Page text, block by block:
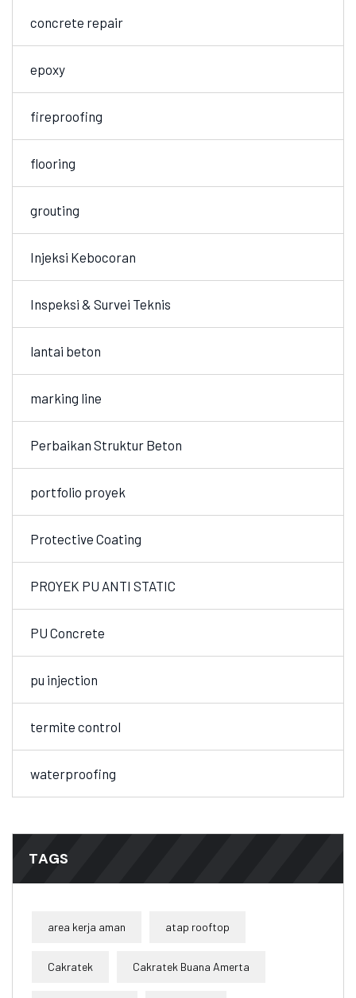
concrete repair
epoxy
fireproofing
flooring
grouting
Injeksi Kebocoran
Inspeksi & Survei Teknis
lantai beton
marking line
Perbaikan Struktur Beton
portfolio proyek
Protective Coating
PROYEK PU ANTI STATIC
PU Concrete
pu injection
termite control
waterproofing
TAGS
area kerja aman atap rooftop
Cakratek Cakratek Buana Amerta